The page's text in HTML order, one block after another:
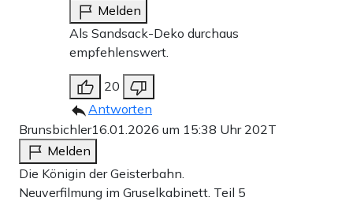
Melden
Als Sandsack-Deko durchaus
empfehlenswert.
20
Antworten
Brunsbichler16.01.2026 um 15:38 Uhr 202T
Melden
Die Königin der Geisterbahn.
Neuverfilmung im Gruselkabinett. Teil 5